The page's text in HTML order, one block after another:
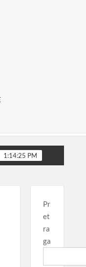
Protiv dijabetesa-
1:14:26 PM
Pr
et
ra
ga